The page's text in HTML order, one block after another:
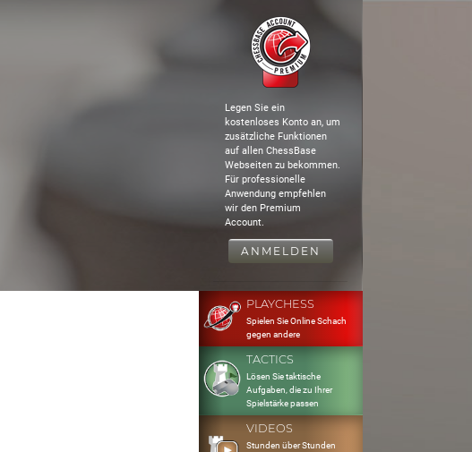
Legen Sie ein
kostenloses Konto an, um
zusätzliche Funktionen
auf allen ChessBase
Webseiten zu bekommen.
Für professionelle
Anwendung empfehlen
wir den Premium
Account.
ANMELDEN
PLAYCHESS
Spielen Sie Online Schach
gegen andere
TACTICS
Lösen Sie taktische
Aufgaben, die zu Ihrer
Spielstärke passen
VIDEOS
Stunden über Stunden